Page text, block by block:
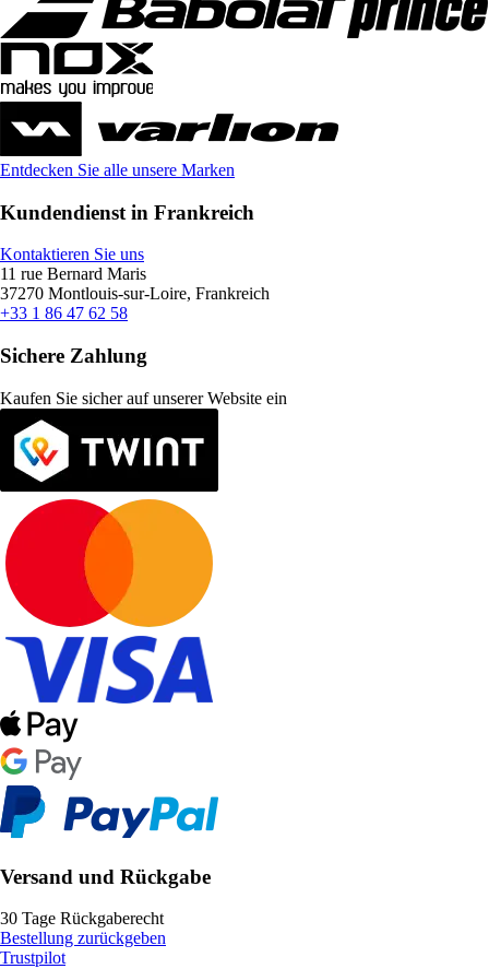
Entdecken Sie alle unsere Marken
Kundendienst in Frankreich
Kontaktieren Sie uns
11 rue Bernard Maris
37270 Montlouis-sur-Loire, Frankreich
+33 1 86 47 62 58
Sichere Zahlung
Kaufen Sie sicher auf unserer Website ein
Versand und Rückgabe
30 Tage Rückgaberecht
Bestellung zurückgeben
Trustpilot